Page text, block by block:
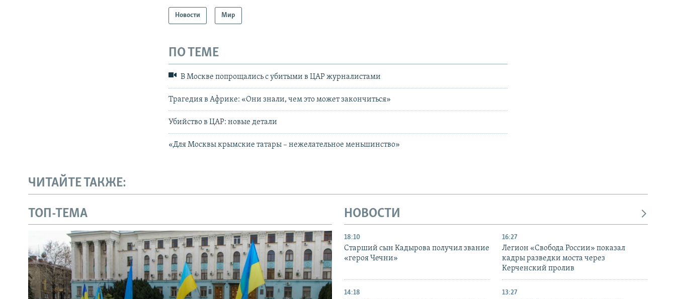
Новости Мир
ПО ТЕМЕ
В Москве попрощались с убитыми в ЦАР журналистами
Трагедия в Африке: «Они знали, чем это может закончиться»
Убийство в ЦАР: новые детали
«Для Москвы крымские татары – нежелательное меньшинство»
ЧИТАЙТЕ ТАКЖЕ:
ТОП-ТЕМА НОВОСТИ
18:10
Старший сын Кадырова получил звание
«героя Чечни»
16:27
Легион «Свобода России» показал
кадры разведки моста через
Керченский пролив
14:18 13:27